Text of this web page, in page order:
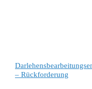
– Rückforderung